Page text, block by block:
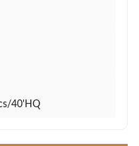
40'HQ